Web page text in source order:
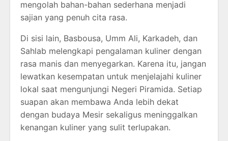
mengolah bahan-bahan sederhana menjadi
sajian yang penuh cita rasa.
Di sisi lain, Basbousa, Umm Ali, Karkadeh, dan
Sahlab melengkapi pengalaman kuliner dengan
rasa manis dan menyegarkan. Karena itu, jangan
lewatkan kesempatan untuk menjelajahi kuliner
lokal saat mengunjungi Negeri Piramida. Setiap
suapan akan membawa Anda lebih dekat
dengan budaya Mesir sekaligus meninggalkan
kenangan kuliner yang sulit terlupakan.